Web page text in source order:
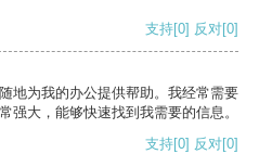
支持[0] 反对[0]
地为我的办公提供帮助。我经常需要
强大，能够快速找到我需要的信息。
支持[0] 反对[0]